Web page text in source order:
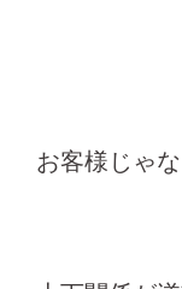
お客様じゃ